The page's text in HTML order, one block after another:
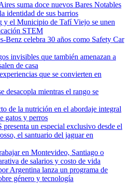
suma doce nuevos Bares Notables
identidad de sus barrios
y el Municipio de Tafí Viejo se unen
STEM
Benz celebra 30 años como Safety Car
invisibles que también amenazan a
de casa
que se convierten en
desacopla mientras el rango se
de la nutrición en el abordaje integral
gatos y perros
un especial exclusivo desde el
el santuario del jaguar en
en Montevideo, Santiago o
de salarios y costo de vida
Argentina lanza un programa de
género y tecnología